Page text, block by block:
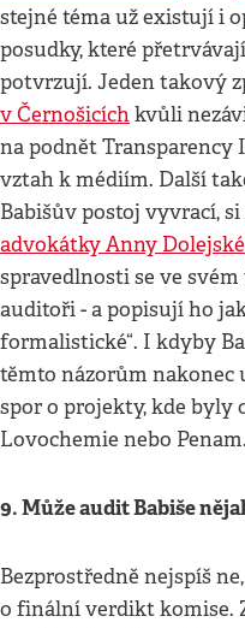
stejné téma už existují i
posudky, které
potvrzují. Jeden takový
v Černošicíchkvůli
na podnět
vztah k médiím. Další
Babišův postoj vyvrací,
advokátky Anny Dolejské
spravedlnosti se ve
auditoři - a popisují ho
formalistické“. I kdyby
těmto názorům nakonec
spor o projekty, kde byly
Lovochemie nebo Penam.
9. Může audit Babiše
Bezprostředně nejspíš
o finální verdikt komise.